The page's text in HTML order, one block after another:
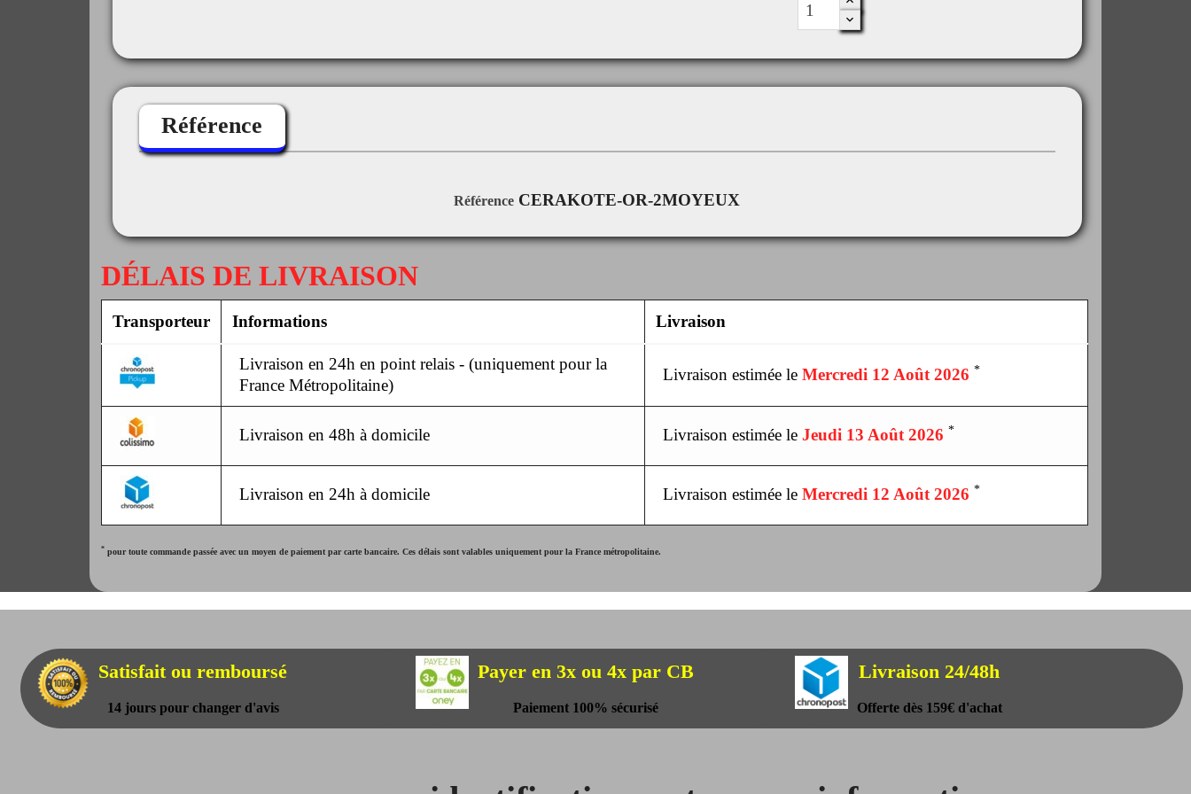
Référence
Référence CERAKOTE-OR-2MOYEUX
DÉLAIS DE LIVRAISON
Transporteur Informations Livraison
Livraison en 24h en point relais - (uniquement pour la
France Métropolitaine)
Livraison estimée le Mercredi 12 Août 2026 *
Livraison en 48h à domicile Livraison estimée le Jeudi 13 Août 2026 *
Livraison en 24h à domicile Livraison estimée le Mercredi 12 Août 2026 *
*pour toute commande passée avec un moyen de paiement par carte bancaire. Ces délais sont valables uniquement pour la France métropolitaine.
Satisfait ou remboursé
14 jours pour changer d'avis
Payer en 3x ou 4x par CB
Paiement 100% sécurisé
Livraison 24/48h
Offerte dès 159€ d'achat